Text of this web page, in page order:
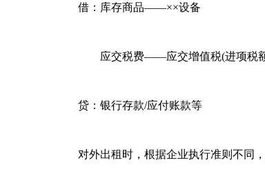
借：库存商品——××设备
应交税费——应交增值税(进项税
贷：银行存款/应付账款等
对外出租时，根据企业执行准则不同，